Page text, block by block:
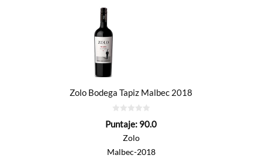
Zolo Bodega Tapiz Malbec 2018
de
Puntaje: 90.0
Zolo
Malbec-2018